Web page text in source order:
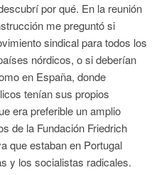
por qué. En la reunión
me preguntó si
sindical para todos los
nórdicos, o si deberían
en España, donde
tenían sus propios
era preferible un amplio
de la Fundación Friedrich
que estaban en Portugal
y los socialistas radicales.